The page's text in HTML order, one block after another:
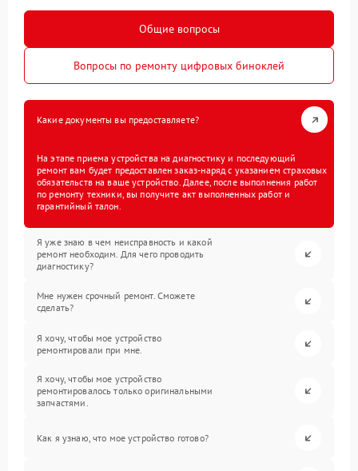
Общие вопросы
Вопросы по ремонту цифровых биноклей
Какие документы вы предоставляете?
На этапе приема устройства на диагностику и последующий
ремонт вам будет предоставлен заказ-наряд с указанием страховых
обязательств на ваше устройство. Далее, после выполнения работ
по ремонту техники, вы получите акт выполненных работ и
гарантийный талон.
Я уже знаю в чем неисправность и какой
ремонт необходим. Для чего проводить
диагностику?
Мне нужен срочный ремонт. Сможете
сделать?
Я хочу, чтобы мое устройство
ремонтировали при мне.
Я хочу, чтобы мое устройство
ремонтировалось только оригинальными
запчастями.
Как я узнаю, что мое устройство готово?